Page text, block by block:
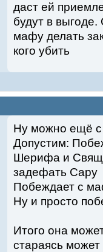
даст ей
будут в
мафу делать
кого убить
Ну можно ещё с
Допустим:
Шерифа и
задефать Сару
Побеждает с
Ну и просто
Итого она
стараясь